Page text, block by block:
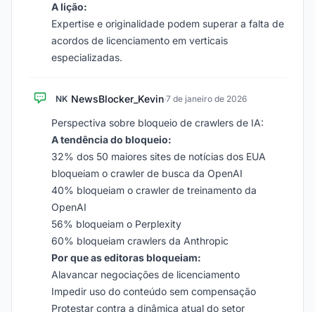
A lição:
Expertise e originalidade podem superar a falta de
acordos de licenciamento em verticais
especializadas.
NK NewsBlocker_Kevin·7 de janeiro de 2026
Perspectiva sobre bloqueio de crawlers de IA:
A tendência do bloqueio:
32% dos 50 maiores sites de notícias dos EUA
bloqueiam o crawler de busca da OpenAI
40% bloqueiam o crawler de treinamento da
OpenAI
56% bloqueiam o Perplexity
60% bloqueiam crawlers da Anthropic
Por que as editoras bloqueiam:
Alavancar negociações de licenciamento
Impedir uso do conteúdo sem compensação
Protestar contra a dinâmica atual do setor